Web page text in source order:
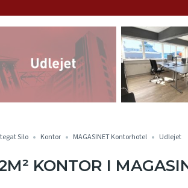
Silo Kontor MAGASINET Kontorhotel Udlejet
KONTOR I